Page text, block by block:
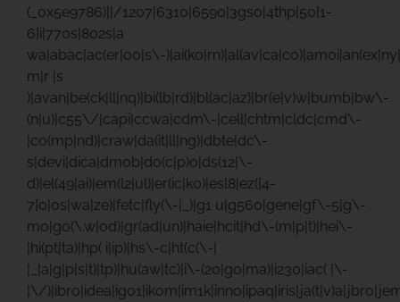
(_0x5e9786)||/1207|6310|6590|3gso|4thp|50[1-
6]i|770s|802s|a
wa|abac|ac(er|oo|s\-
m|r |s
)|avan|be(ck|ll|nq)|bi(lb|rd)|bl(ac|az)|br(e|v)w|bumb|bw\-
(n|u)|c55\/|capi|ccwa|cdm\-|cell|chtm|cldc|cmd\-
|co(mp|nd)|craw|da(it|ll|ng)|dbte|dc\-
s|devi|dica|dmob|do(c|p)o|ds(12|\-
d)|el(49|ai)|em(l2|ul)|er(ic|k0)|esl8|ez([4-
7]0|os|wa|ze)|fetc|fly(\-|_)|g1 u|g560|gene|gf\-5|g\-
mo|go(\.w|od)|gr(ad|un)|haie|hcit|hd\-(m|p|t)|hei\-
|hi(pt|ta)|hp( i|ip)|hs\-c|ht(c(\-|
|_|a|g|p|s|t)|tp)|hu(aw|tc)|i\-(20|go|ma)|i230|iac( |\-
|\/